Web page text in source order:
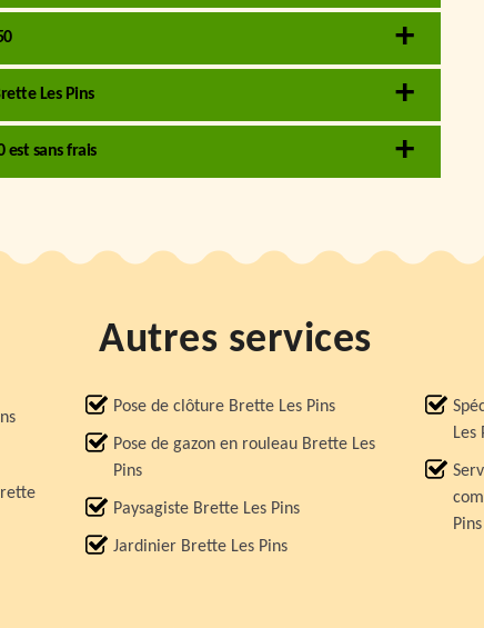
Les Pins
est sans frais
Autres services
Pose de clôture Brette Les Pins
Pose de gazon en rouleau Brette Les
Pins
Paysagiste Brette Les Pins
Jardinier Brette Les Pins
Les